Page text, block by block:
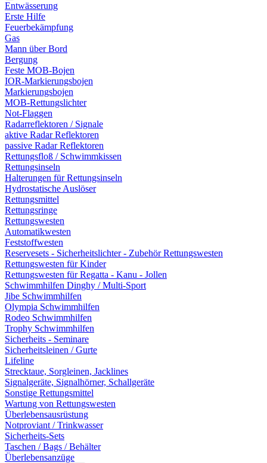
Entwässerung
Erste Hilfe
Feuerbekämpfung
Gas
Mann über Bord
Bergung
Feste MOB-Bojen
IOR-Markierungsbojen
Markierungsbojen
MOB-Rettungslichter
Not-Flaggen
Radarreflektoren / Signale
aktive Radar Reflektoren
passive Radar Reflektoren
Rettungsfloß / Schwimmkissen
Rettungsinseln
Halterungen für Rettungsinseln
Hydrostatische Auslöser
Rettungsmittel
Rettungsringe
Rettungswesten
Automatikwesten
Feststoffwesten
Reservesets - Sicherheitslichter - Zubehör Rettungswesten
Rettungswesten für Kinder
Rettungswesten für Regatta - Kanu - Jollen
Schwimmhilfen Dinghy / Multi-Sport
Jibe Schwimmhilfen
Olympia Schwimmhilfen
Rodeo Schwimmhilfen
Trophy Schwimmhilfen
Sicherheits - Seminare
Sicherheitsleinen / Gurte
Lifeline
Strecktaue, Sorgleinen, Jacklines
Signalgeräte, Signalhörner, Schallgeräte
Sonstige Rettungsmittel
Wartung von Rettungswesten
Überlebensausrüstung
Notproviant / Trinkwasser
Sicherheits-Sets
Taschen / Bags / Behälter
Überlebensanzüge